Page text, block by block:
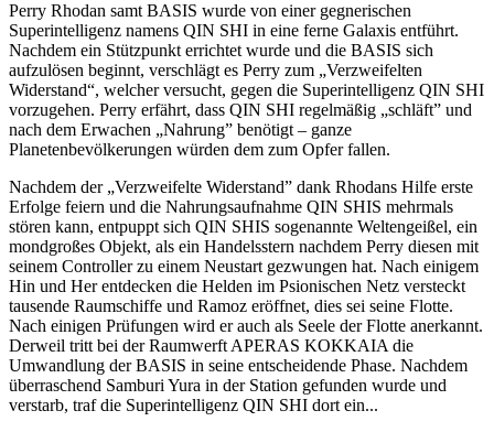
Perry Rhodan samt BASIS wurde von einer gegnerischen
Superintelligenz namens QIN SHI in eine ferne Galaxis entführt.
Nachdem ein Stützpunkt errichtet wurde und die BASIS sich
aufzulösen beginnt, verschlägt es Perry zum „Verzweifelten
Widerstand“, welcher versucht, gegen die Superintelligenz QIN SHI
vorzugehen. Perry erfährt, dass QIN SHI regelmäßig „schläft” und
nach dem Erwachen „Nahrung” benötigt – ganze
Planetenbevölkerungen würden dem zum Opfer fallen.
Nachdem der „Verzweifelte Widerstand” dank Rhodans Hilfe erste
Erfolge feiern und die Nahrungsaufnahme QIN SHIS mehrmals
stören kann, entpuppt sich QIN SHIS sogenannte Weltengeißel, ein
mondgroßes Objekt, als ein Handelsstern nachdem Perry diesen mit
seinem Controller zu einem Neustart gezwungen hat. Nach einigem
Hin und Her entdecken die Helden im Psionischen Netz versteckt
tausende Raumschiffe und Ramoz eröffnet, dies sei seine Flotte.
Nach einigen Prüfungen wird er auch als Seele der Flotte anerkannt.
Derweil tritt bei der Raumwerft APERAS KOKKAIA die
Umwandlung der BASIS in seine entscheidende Phase. Nachdem
überraschend Samburi Yura in der Station gefunden wurde und
verstarb, traf die Superintelligenz QIN SHI dort ein...